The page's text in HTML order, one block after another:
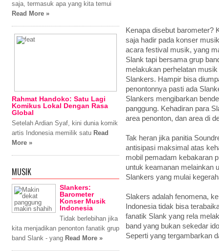
Kenapa disebut barometer?
saja hadir pada konser
acara festival musik, yang
Slank tapi bersama grup
melakukan perhelatan
Slankers. Hampir bisa
penontonnya pasti ada
Slankers mengibarkan
panggung. Kehadiran para
area penonton, dan area di
Tak heran jika panitia
antisipasi maksimal atas
mobil pemadam kebakaran
untuk keamanan melainkan
Slankers yang mulai
Slakers adalah fenomena,
Indonesia tidak bisa
fanatik Slank yang rela
band yang bukan sekedar
Seperti yang tergambarkan
saja, termasuk apa yang kita temui
Read More »
Rahmat Handoko: Satu Lagi
Komikus Lokal Dengan Rasa
Global
Setelah Ardian Syaf, kini dunia komik
artis Indonesia memilik satu Read
More »
MUSIK
Slankers:
Barometer
Konser Musik
Indonesia
Tidak berlebihan jika
kita menjadikan penonton fanatik grup
band Slank - yang Read More »